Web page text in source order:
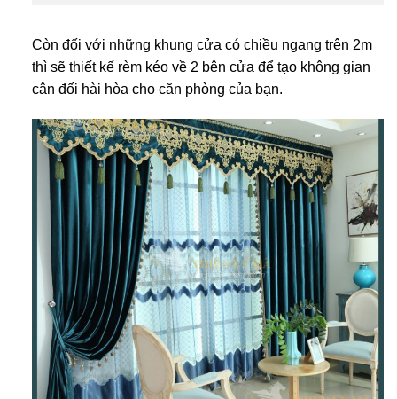
Còn đối với những khung cửa có chiều ngang trên 2m
thì sẽ thiết kế rèm kéo về 2 bên cửa để tạo không gian
cân đối hài hòa cho căn phòng của bạn.